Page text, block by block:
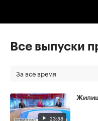
Все выпуски
За все время
23:58